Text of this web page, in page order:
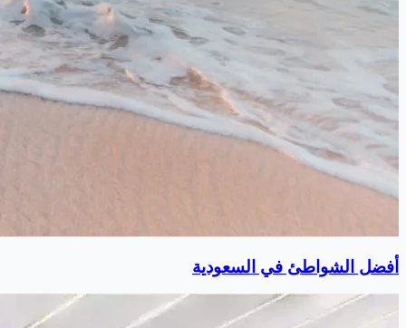
أفضل الشواطئ في السعودية